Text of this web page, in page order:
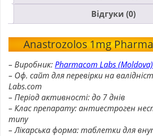
Відгуки (0)
Anastrozolos 1mg
– Виробник:Pharmacom Labs (Moldova)
– Оф. сайт для перевірки на
Labs.com
– Період активності: до 7 днів
– Клас препарату: антиестроген
типу
– Лікарська форма: таблетки для